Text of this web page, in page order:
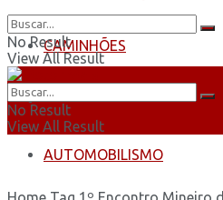
CAMINHÕES
ÔNIBUS
AUTOMOBILISMO
No Result
View All Result
No Result
View All Result